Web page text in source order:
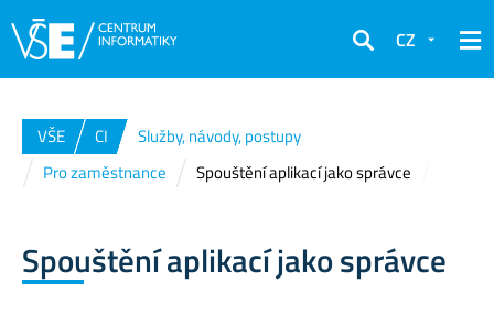
Hledat
CZ
VŠE CI
Služby, návody, postupy
Pro zaměstnance
Spouštění aplikací jako správce
Spouštění aplikací jako správce